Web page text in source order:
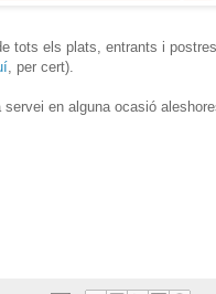
tots els plats, entrants i
, per cert).
en alguna ocasió